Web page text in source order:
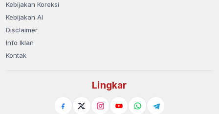
Kebijakan Koreksi
Kebijakan AI
Disclaimer
Info Iklan
Kontak
Lingkar